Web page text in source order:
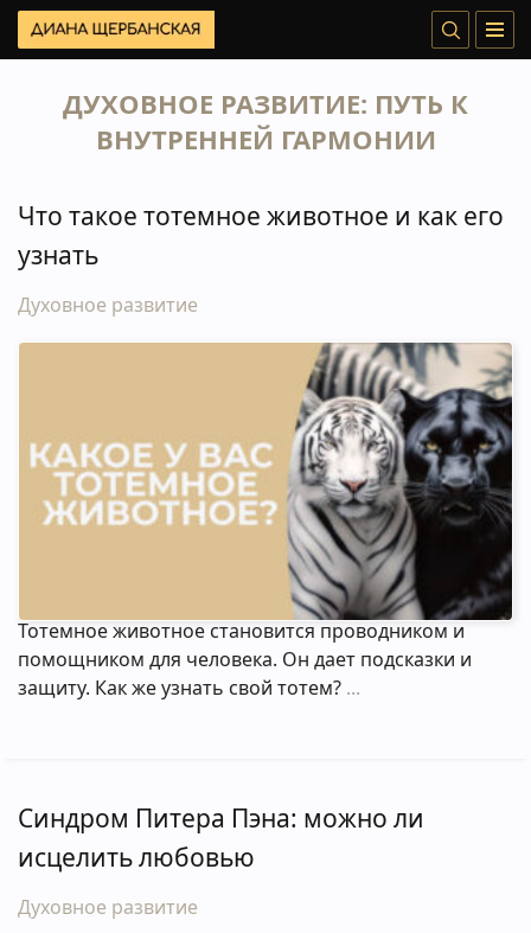
ДУХОВНОЕ РАЗВИТИЕ: ПУТЬ К
ВНУТРЕННЕЙ ГАРМОНИИ
Что такое тотемное животное и как его
узнать
Духовное развитие
Тотемное животное становится проводником и
помощником для человека. Он дает подсказки и
защиту. Как же узнать свой тотем?
Синдром Питера Пэна: можно ли
исцелить любовью
Духовное развитие